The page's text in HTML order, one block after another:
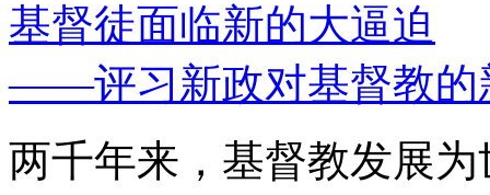
基督徒面临新的大逼迫
——评习新政对基督教的
两千年来，基督教发展